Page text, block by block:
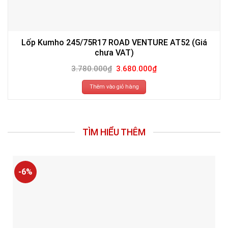
Lốp Kumho 245/75R17 ROAD VENTURE AT52 (Giá
chưa VAT)
3.780.000₫ Giá
gốc
là:
3.780.000₫.
3.680.000₫Giá
hiện
Thêm vào giỏ hàng
TÌM HIỂU THÊM
-6%